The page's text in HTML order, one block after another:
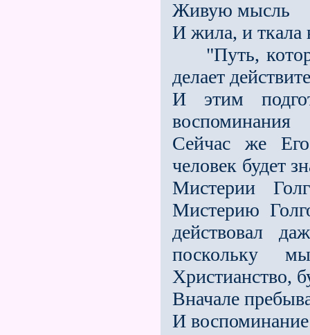
Живую мысль
И жила, и ткала
"Путь,
делает
И этим
Сейчас же
человек будет
Мистерии
Мистерию
действовал
поскольку
Христианство,
Вначале
И